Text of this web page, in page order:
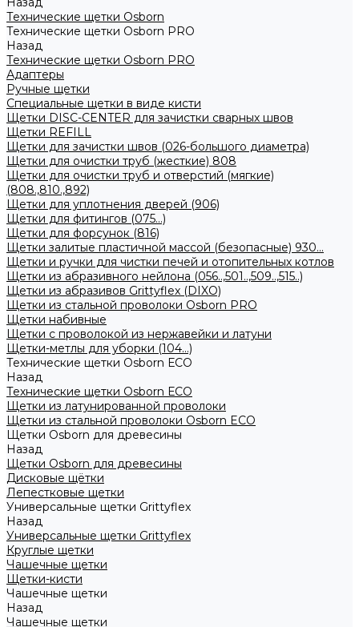
Технические щетки Osborn
Технические щетки Osborn PRO
Назад
Технические щетки Osborn PRO
Адаптеры
Ручные щетки
Специальные щетки в виде кисти
Щетки DISC-CENTER для зачистки сварных швов
Щетки REFILL
Щетки для зачистки швов (026-большого диаметра)
Щетки для очистки труб (жесткие) 808
Щетки для очистки труб и отверстий (мягкие)
(808.,810.,892)
Щетки для уплотнения дверей (906)
Щетки для фитингов (075...)
Щетки для форсунок (816)
Щетки залитые пластичной массой (безопасные) 930...
Щетки и ручки для чистки печей и отопительных котлов
Щетки из абразивного нейлона (056..,501..,509..,515..)
Щетки из абразивов Grittyflex (DIXO)
Щетки из стальной проволоки Osborn PRO
Щетки набивные
Щетки с проволокой из нержавейки и латуни
Щетки-метлы для уборки (104...)
Технические щетки Osborn ЕСО
Назад
Технические щетки Osborn ЕСО
Щетки из латунированной проволоки
Щетки из стальной проволоки Osborn ECO
Щетки Osborn для древесины
Назад
Щетки Osborn для древесины
Дисковые щётки
Лепестковые щетки
Универсальные щетки Grittyflex
Назад
Универсальные щетки Grittyflex
Круглые щетки
Чашечные щетки
Щетки-кисти
Чашечные щетки
Назад
Чашечные щетки